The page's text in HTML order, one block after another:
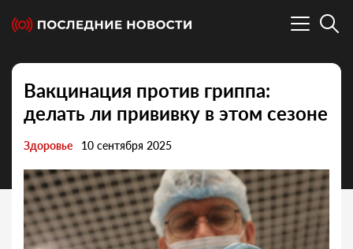
Вакцинация против гриппа:
делать ли прививку в этом сезоне
Здоровье 10 сентября 2025